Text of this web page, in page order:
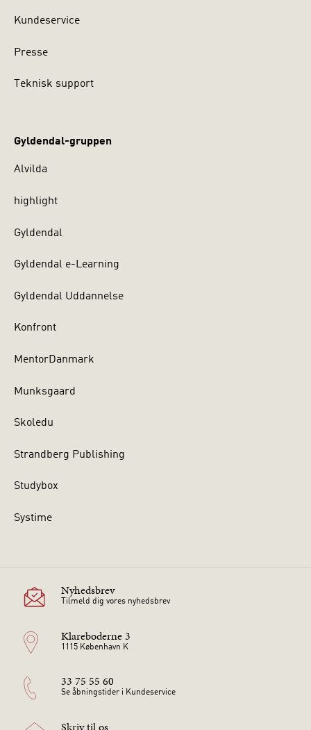
Kundeservice
Presse
Teknisk support
Gyldendal-gruppen
Alvilda
highlight
Gyldendal
Gyldendal e-Learning
Gyldendal Uddannelse
Konfront
MentorDanmark
Munksgaard
Skoledu
Strandberg Publishing
Studybox
Systime
Nyhedsbrev
Tilmeld dig vores nyhedsbrev
Klareboderne 3
1115 København K
33 75 55 60
Se åbningstider i Kundeservice
Skriv til os